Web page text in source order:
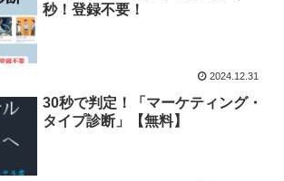
秒！登録不要！
2024.12.31
30秒で判定！「マーケティング・
タイプ診断」【無料】